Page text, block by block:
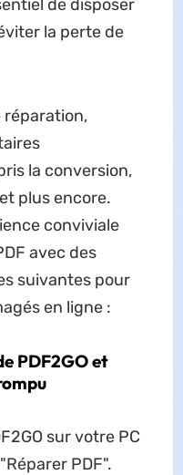
de disposer
la perte de
réparation,
la conversion,
plus encore.
conviviale
avec des
suivantes pour
en ligne :
PDF2GO et
sur votre PC
PDF".